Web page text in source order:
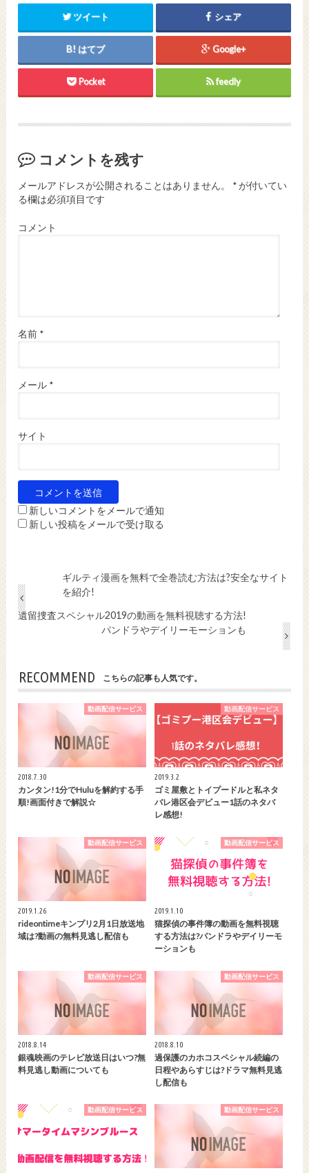
ツイート シェア
はてブ Google+
Pocket feedly
コメントを残す
メールアドレスが公開されることはありません。 *が付いてい
る欄は必須項目です
コメント
名前 *
メール *
サイト
新しいコメントをメールで通知
新しい投稿をメールで受け取る
ギルティ漫画を無料で全巻読む方法は?安全なサイト
を紹介!
遺留捜査スペシャル2019の動画を無料視聴する方法!
パンドラやデイリーモーションも
RECOMMEND こちらの記事も人気です。
動画配信サービス
2018.7.30
カンタン!1分でHuluを解約する手
順!画面付きで解説☆
動画配信サービス
2019.3.2
ゴミ屋敷とトイプードルと私ネタ
バレ港区会デビュー1話のネタバ
レ感想!
動画配信サービス
2019.1.26
rideontimeキンプリ2月1日放送地
域は?動画の無料見逃し配信も
動画配信サービス
2019.1.10
猫探偵の事件簿の動画を無料視聴
する方法は?パンドラやデイリーモ
ーションも
動画配信サービス
2018.8.14
銀魂映画のテレビ放送日はいつ?無
料見逃し動画についても
動画配信サービス
2018.8.10
過保護のカホコスペシャル続編の
日程やあらすじは?ドラマ無料見逃
し配信も
動画配信サービス 動画配信サービス